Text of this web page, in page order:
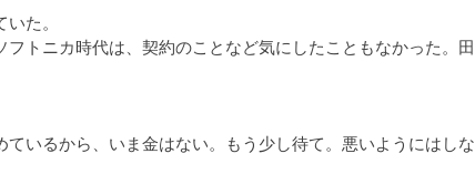
た。
トニカ時代は、契約のことなど気にしたこともなかった。田
いるから、いま金はない。もう少し待て。悪いようにはしな